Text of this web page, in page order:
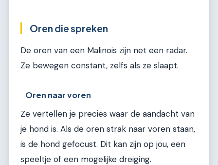
Oren die spreken
De oren van een Malinois zijn net een radar.
Ze bewegen constant, zelfs als ze slaapt.
Oren naar voren
Ze vertellen je precies waar de aandacht van
je hond is. Als de oren strak naar voren staan,
is de hond gefocust. Dit kan zijn op jou, een
speeltje of een mogelijke dreiging.